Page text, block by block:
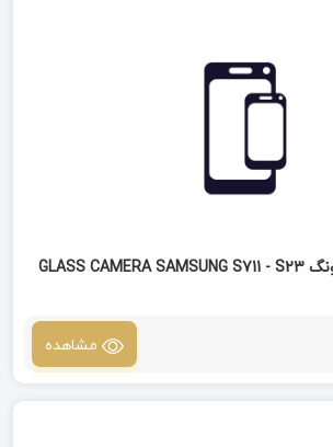
گلس دوربین سامسونگ GLASS CAMERA SAMSUNG S711 - S23
مشاهده